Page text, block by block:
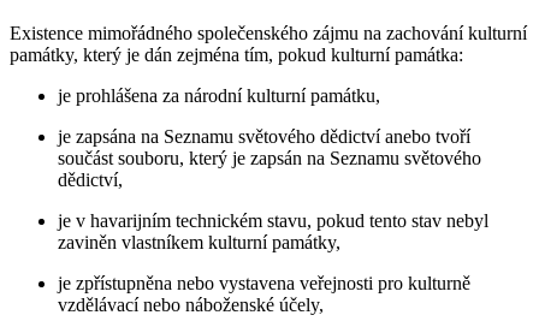
Existence mimořádného společenského zájmu na zachování kulturní
památky, který je dán zejména tím, pokud kulturní památka:
je prohlášena za národní kulturní památku,
je zapsána na Seznamu světového dědictví anebo tvoří
součást souboru, který je zapsán na Seznamu světového
dědictví,
je v havarijním technickém stavu, pokud tento stav nebyl
zaviněn vlastníkem kulturní památky,
je zpřístupněna nebo vystavena veřejnosti pro kulturně
vzdělávací nebo náboženské účely,